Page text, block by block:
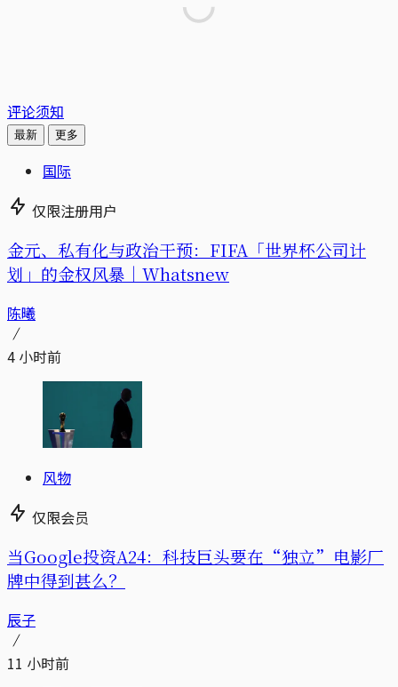
评论须知
最新 更多
国际
仅限注册用户
金元、私有化与政治干预：FIFA「世界杯公司计
划」的金权风暴｜Whatsnew
陈曦
4 小时前
风物
仅限会员
当Google投资A24：科技巨头要在“独立”电影厂
牌中得到甚么？
辰子
11 小时前